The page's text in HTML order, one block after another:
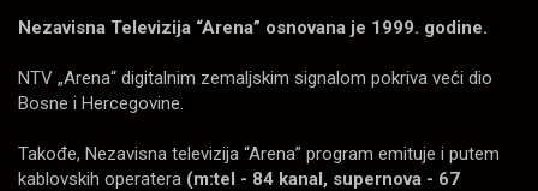
Nezavisna Televizija “Arena” osnovana je 1999. godine.
NTV „Arena“ digitalnim zemaljskim signalom pokriva veći dio
Bosne i Hercegovine.
Takođe, Nezavisna televizija “Arena” program emituje i putem
kablovskih operatera (m:tel - 84 kanal, supernova - 67